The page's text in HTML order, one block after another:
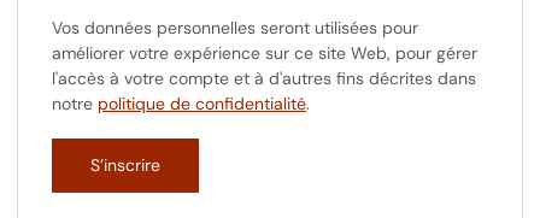
Vos données personnelles seront utilisées pour
améliorer votre expérience sur ce site Web, pour gérer
l'accès à votre compte et à d'autres fins décrites dans
notre politique de confidentialité.
S’inscrire